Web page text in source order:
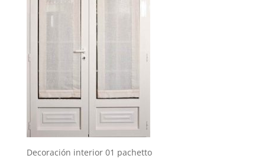
Decoración interior 01 pachetto